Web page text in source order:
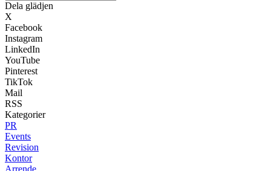
Dela glädjen
X
Facebook
Instagram
LinkedIn
YouTube
Pinterest
TikTok
Mail
RSS
Kategorier
PR
Events
Revision
Kontor
Arrende